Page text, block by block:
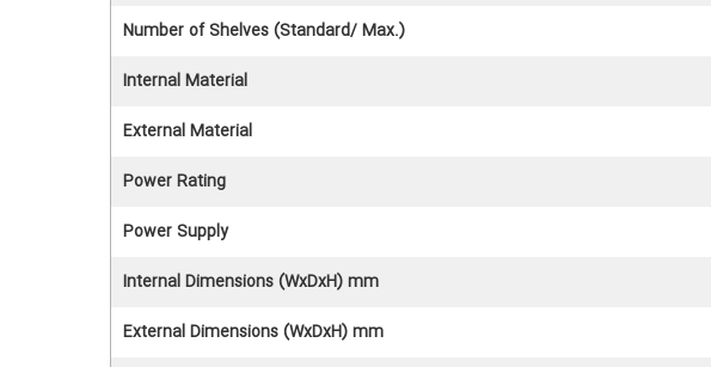
Number of Shelves (Standard/ Max.)
Internal Material
External Material
Power Rating
Power Supply
Internal Dimensions (WxDxH) mm
External Dimensions (WxDxH) mm